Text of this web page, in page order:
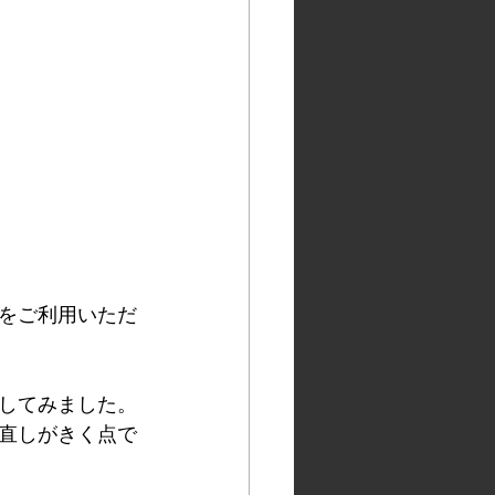
ご利用いただ
てみました。
しがきく点で